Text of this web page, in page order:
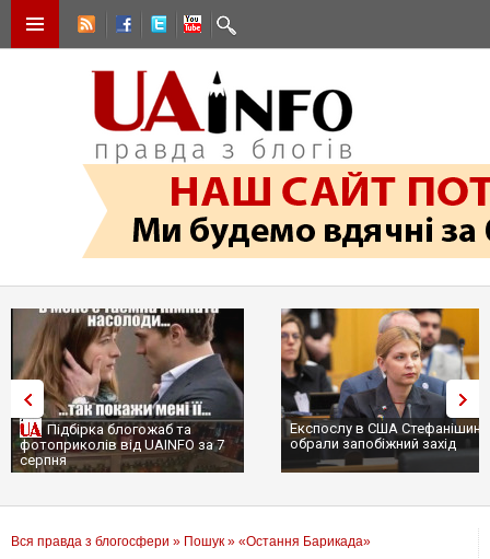
Підбірка блогожаб та
фотоприколів від UAINFO за 7
серпня
Експослу в США
обрали запобіжний захід
Вся правда з блогосфери » Пошук » «Остання Барикада»